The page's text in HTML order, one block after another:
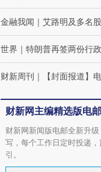
金融我闻 ｜ 艾路明及多名
世界 ｜ 特朗普再签两份行
财新周刊 ｜ 【封面报道】
财新网主编精选版电邮
财新网新闻版电邮全新升
写，每个工作日定时投递
引。